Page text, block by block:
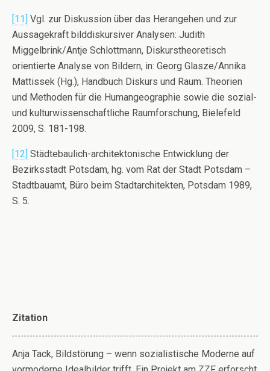
[11] Vgl. zur Diskussion über das Herangehen und zur
Aussagekraft bilddiskursiver Analysen: Judith
Miggelbrink/Antje Schlottmann, Diskurstheoretisch
orientierte Analyse von Bildern, in: Georg Glasze/Annika
Mattissek (Hg.), Handbuch Diskurs und Raum. Theorien
und Methoden für die Humangeographie sowie die sozial-
und kulturwissenschaftliche Raumforschung, Bielefeld
2009, S. 181-198.
[12] Städtebaulich-architektonische Entwicklung der
Bezirksstadt Potsdam, hg. vom Rat der Stadt Potsdam –
Stadtbauamt, Büro beim Stadtarchitekten, Potsdam 1989,
S. 5.
Zitation
Anja Tack, Bildstörung – wenn sozialistische Moderne auf